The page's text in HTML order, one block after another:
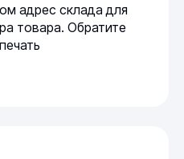
адрес склада для
товара. Обратите